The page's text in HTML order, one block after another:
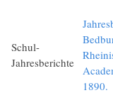
Schul-
Jahresberichte
1890.